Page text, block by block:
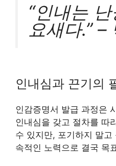
“인내는
요새다.”
인내심과 끈기의
인감증명서 발급 과정은
인내심을 갖고 절차를 따
수 있지만, 포기하지 말
속적인 노력으로 결국 목